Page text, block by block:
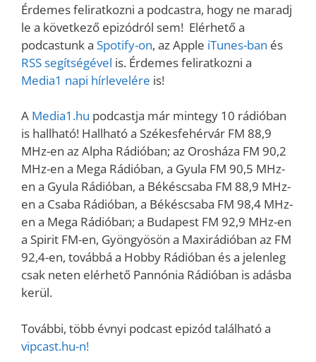
Érdemes feliratkozni a podcastra, hogy ne maradj
le a következő epizódról sem! Elérhető a
podcastunk a Spotify-on, az Apple iTunes-ban és
RSS segítségével is. Érdemes feliratkozni a
Media1 napi hírlevelére is!
A Media1.hu podcastja már mintegy 10 rádióban
is hallható! Hallható a Székesfehérvár FM 88,9
MHz-en az Alpha Rádióban; az Orosháza FM 90,2
MHz-en a Mega Rádióban, a Gyula FM 90,5 MHz-
en a Gyula Rádióban, a Békéscsaba FM 88,9 MHz-
en a Csaba Rádióban, a Békéscsaba FM 98,4 MHz-
en a Mega Rádióban; a Budapest FM 92,9 MHz-en
a Spirit FM-en, Gyöngyösön a Maxirádióban az FM
92,4-en, továbbá a Hobby Rádióban és a jelenleg
csak neten elérhető Pannónia Rádióban is adásba
kerül.
További, több évnyi podcast epizód található a
vipcast.hu-n!